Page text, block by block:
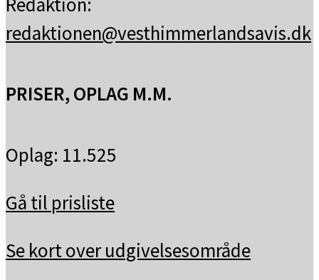
redaktionen@vesthimmerlandsavis.dk
PRISER, OPLAG M.M.
Oplag: 11.525
Gå til prisliste
Se kort over udgivelsesområde